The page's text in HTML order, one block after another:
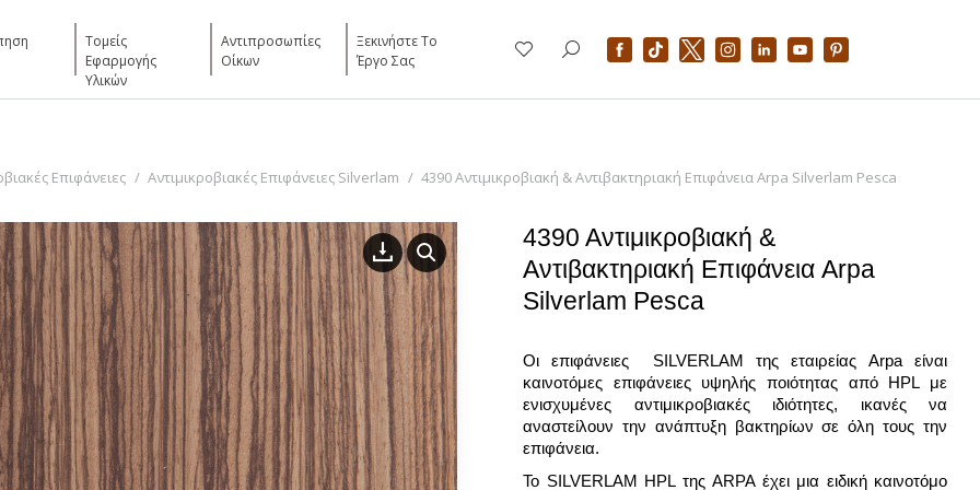
Τομείς
Εφαρμογής
Υλικών
Αντιπροσωπίες
Οίκων
Ξεκινήστε Το
Έργο Σας
Επιφάνειες Αντιμικροβιακές Επιφάνειες Silverlam 4390 Αντιμικροβιακή & Αντιβακτηριακή Επιφάνεια Arpa Silverlam Pesca
4390 Αντιμικροβιακή &
Αντιβακτηριακή Επιφάνεια Arpa
Silverlam Pesca
Οι επιφάνειες SILVERLAM της εταιρείας Arpa είναι
καινοτόμες επιφάνειες υψηλής ποιότητας από HPL με
ενισχυμένες αντιμικροβιακές ιδιότητες, ικανές να
αναστείλουν την ανάπτυξη βακτηρίων σε όλη τους την
επιφάνεια.
Το SILVERLAM HPL της ARPA έχει μια ειδική καινοτόμο